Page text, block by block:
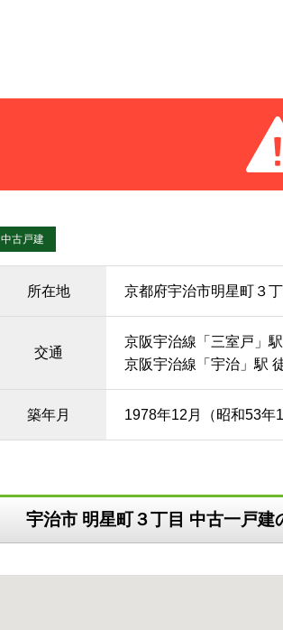
中古戸建
所在地 京都府宇治市明星町３
交通
京阪宇治線「三室戸」
京阪宇治線「宇治」駅
築年月 1978年12月（昭和53年
宇治市 明星町３丁目 中古一戸建